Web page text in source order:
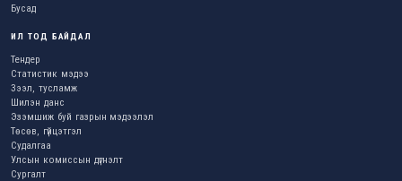
Бусад
ИЛ ТОД БАЙДАЛ
Тендер
Статистик мэдээ
Зээл, тусламж
Шилэн данс
Эзэмшиж буй газрын мэдээлэл
Төсөв, гүйцэтгэл
Судалгаа
Улсын комиссын дүгнэлт
Сургалт